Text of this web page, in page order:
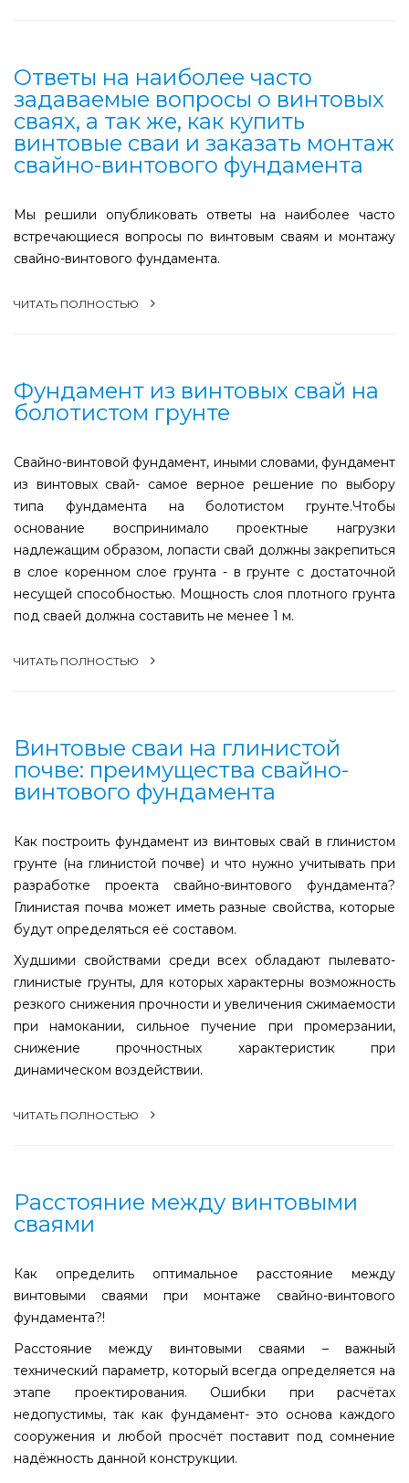
Ответы на наиболее часто
задаваемые вопросы о винтовых
сваях, а так же, как купить
винтовые сваи и заказать монтаж
свайно-винтового фундамента
Мы решили опубликовать ответы на наиболее часто
встречающиеся вопросы по винтовым сваям и монтажу
свайно-винтового фундамента.
ЧИТАТЬ ПОЛНОСТЬЮ
Фундамент из винтовых свай на
болотистом грунте
Свайно-винтовой фундамент, иными словами, фундамент
из винтовых свай- самое верное решение по выбору
типа фундамента на болотистом грунте.Чтобы
основание воспринимало проектные нагрузки
надлежащим образом, лопасти свай должны закрепиться
в слое коренном слое грунта - в грунте с достаточной
несущей способностью. Мощность слоя плотного грунта
под сваей должна составить не менее 1 м.
ЧИТАТЬ ПОЛНОСТЬЮ
Винтовые сваи на глинистой
почве: преимущества свайно-
винтового фундамента
Как построить фундамент из винтовых свай в глинистом
грунте (на глинистой почве) и что нужно учитывать при
разработке проекта свайно-винтового фундамента?
Глинистая почва может иметь разные свойства, которые
будут определяться её составом.
Худшими свойствами среди всех обладают пылевато-
глинистые грунты, для которых характерны возможность
резкого снижения прочности и увеличения сжимаемости
при намокании, сильное пучение при промерзании,
снижение прочностных характеристик при
динамическом воздействии.
ЧИТАТЬ ПОЛНОСТЬЮ
Расстояние между винтовыми
сваями
Как определить оптимальное расстояние между
винтовыми сваями при монтаже свайно-винтового
фундамента?!
Расстояние между винтовыми сваями – важный
технический параметр, который всегда определяется на
этапе проектирования. Ошибки при расчётах
недопустимы, так как фундамент- это основа каждого
сооружения и любой просчёт поставит под сомнение
надёжность данной конструкции.